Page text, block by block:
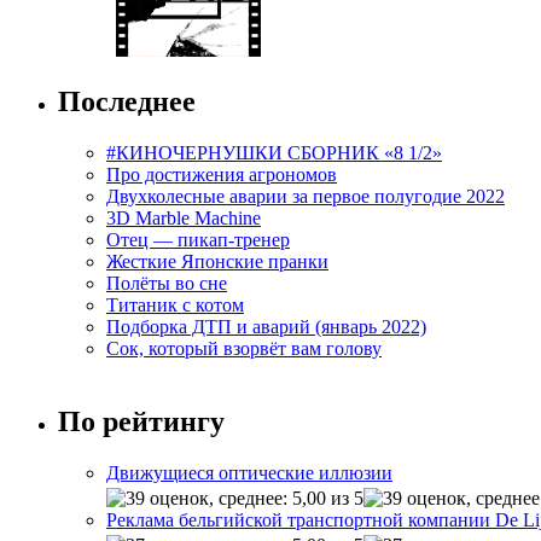
Последнее
#КИНОЧЕРНУШКИ СБОРНИК «8 1/2»
Про достижения агрономов
Двухколесные аварии за первое полугодие 2022
3D Marble Machine
Отец — пикап-тренер
Жесткие Японские пранки
Полёты во сне
Титаник с котом
Подборка ДТП и аварий (январь 2022)
Сок, который взорвёт вам голову
По рейтингу
Движущиеся оптические иллюзии
Реклама бельгийской транспортной компании De